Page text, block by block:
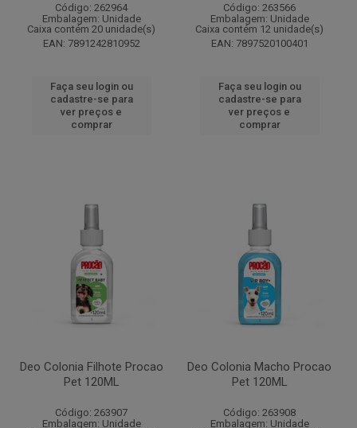
Código: 262964
Embalagem: Unidade
Caixa contém 20 unidade(s)
EAN: 7891242810952
Faça seu login ou
cadastre-se para
ver preços e
comprar
Código: 263566
Embalagem: Unidade
Caixa contém 12 unidade(s)
EAN: 7897520100401
Faça seu login ou
cadastre-se para
ver preços e
comprar
Deo Colonia Filhote Procao
Pet 120ML
Código: 263907
Embalagem: Unidade
Deo Colonia Macho Procao
Pet 120ML
Código: 263908
Embalagem: Unidade